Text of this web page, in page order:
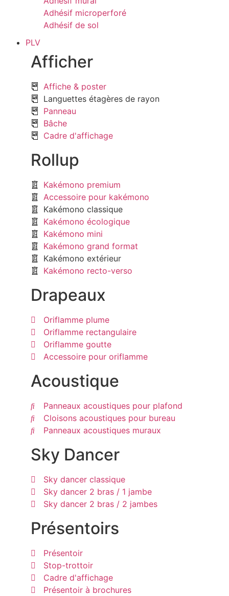
Adhésif microperforé
Adhésif de sol
PLV
Afficher
Affiche & poster
Languettes étagères de rayon
Panneau
Bâche
Cadre d'affichage
Rollup
Kakémono premium
Accessoire pour kakémono
Kakémono classique
Kakémono écologique
Kakémono mini
Kakémono grand format
Kakémono extérieur
Kakémono recto-verso
Drapeaux
Oriflamme plume
Oriflamme rectangulaire
Oriflamme goutte
Accessoire pour oriflamme
Acoustique
Panneaux acoustiques pour plafond
Cloisons acoustiques pour bureau
Panneaux acoustiques muraux
Sky Dancer
Sky dancer classique
Sky dancer 2 bras / 1 jambe
Sky dancer 2 bras / 2 jambes
Présentoirs
Présentoir
Stop-trottoir
Cadre d'affichage
Présentoir à brochures